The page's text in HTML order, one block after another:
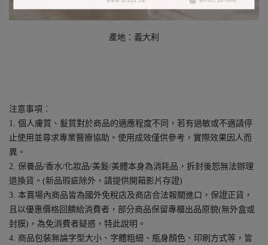
產地︰義大利
注意事項︰
1. 個人膚質、髮質對於商品的適應程度不同，若有過敏或不適請停
止使用並尋求專業醫療協助。使用成效僅供參考，實際效果因人而
異。
2. 保養品/香水/化妝品/美髮/美體本身為消耗品，拆封後恕無法辦理
退換貨。(新品瑕疵除外，請提供開箱影片存證)
3. 本賣場內商品皆為國外免稅店及商店合法報關進口，保證正貨，
且以優惠價格回饋給消費者，部分商品保留專櫃出品原貌(無外盒或
封膜)，為免消費者疑惑，特此說明。
4. 商品包裝無論字型大小、字體粗細、瓶身顏色、印刷方式等，皆